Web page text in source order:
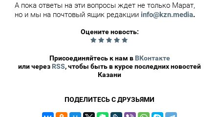
А пока ответы на эти вопросы ждет не только Марат,
но и мы на почтовый ящик редакции info@kzn.media.
Оцените новость:
Присоединяйтесь к нам в ВКонтакте
или через RSS, чтобы быть в курсе последних новостей
Казани
ПОДЕЛИТЕСЬ С ДРУЗЬЯМИ